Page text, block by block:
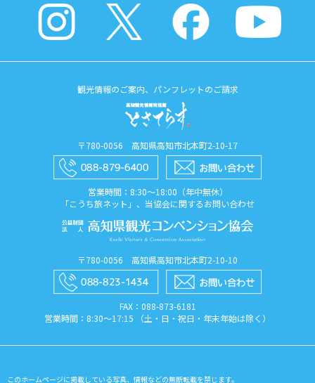
観光情報のご案内、パンフレットのご請求
〒780-0056 高知県高知市北本町2-10-17
営業時間：8:30〜18:00（年中無休）
「こうち旅ネット」、当協会に関するお問い合わせ
〒780-0056 高知県高知市北本町2-10-10
FAX：088​-873​-6181
営業時間：8:30〜17:15 （土・日・祝日・年末年始は除く）
このホームページに掲載している写真、情報などの無断転載を禁じます。